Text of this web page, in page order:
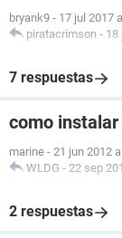
bryank9 - 17 jul 2017
piratacrimson - 18
7 respuestas
como
marine - 21 jun 2012
WLDG - 22 sep
2 respuestas